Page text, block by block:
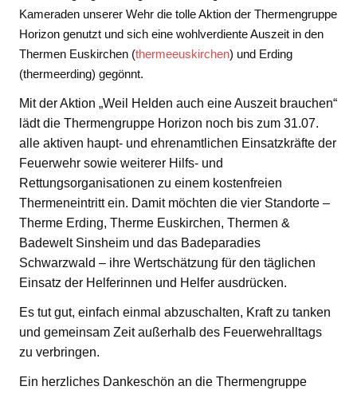
Kameraden unserer Wehr die tolle Aktion der Thermengruppe
Horizon genutzt und sich eine wohlverdiente Auszeit in den
Thermen Euskirchen (thermeeuskirchen) und Erding
(thermeerding) gegönnt.
Mit der Aktion „Weil Helden auch eine Auszeit brauchen“
lädt die Thermengruppe Horizon noch bis zum 31.07.
alle aktiven haupt- und ehrenamtlichen Einsatzkräfte der
Feuerwehr sowie weiterer Hilfs- und
Rettungsorganisationen zu einem kostenfreien
Thermeneintritt ein. Damit möchten die vier Standorte –
Therme Erding, Therme Euskirchen, Thermen &
Badewelt Sinsheim und das Badeparadies
Schwarzwald – ihre Wertschätzung für den täglichen
Einsatz der Helferinnen und Helfer ausdrücken.
Es tut gut, einfach einmal abzuschalten, Kraft zu tanken
und gemeinsam Zeit außerhalb des Feuerwehralltags
zu verbringen.
Ein herzliches Dankeschön an die Thermengruppe